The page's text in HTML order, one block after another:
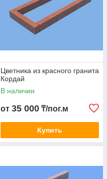
Цветника из красного гранита
Кордай
В наличии
от 35 000 ₸/пог.м
Купить